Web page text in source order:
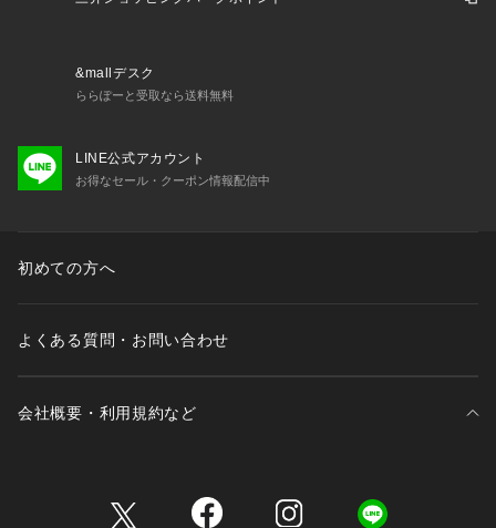
&mallデスク
ららぽーと受取なら送料無料
LINE公式アカウント
お得なセール・クーポン情報配信中
初めての方へ
よくある質問・お問い合わせ
会社概要・利用規約など